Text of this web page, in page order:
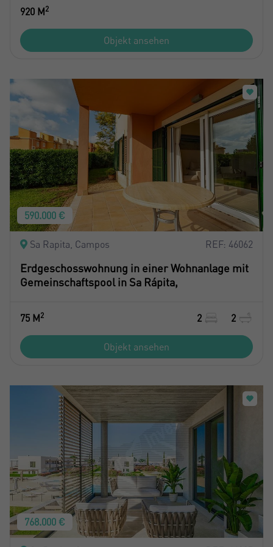
920 M2
Objekt ansehen
590.000 €
Sa Rapita, Campos REF: 46062
Erdgeschosswohnung in einer Wohnanlage mit
Gemeinschaftspool in Sa Rápita,
75 M2 2 2
Objekt ansehen
768.000 €